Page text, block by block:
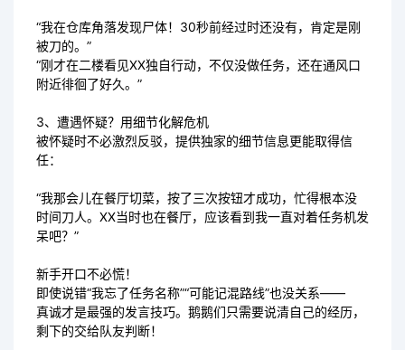
“我在仓库角落发现尸体！30秒前经过时还没有，肯定是刚
被刀的。”
“刚才在二楼看见XX独自行动，不仅没做任务，还在通风口
附近徘徊了好久。”
3、遭遇怀疑？用细节化解危机
被怀疑时不必激烈反驳，提供独家的细节信息更能取得信
任：
“我那会儿在餐厅切菜，按了三次按钮才成功，忙得根本没
时间刀人。XX当时也在餐厅，应该看到我一直对着任务机发
呆吧？”
新手开口不必慌！
即使说错“我忘了任务名称”“可能记混路线”也没关系——
真诚才是最强的发言技巧。鹅鹅们只需要说清自己的经历，
剩下的交给队友判断！